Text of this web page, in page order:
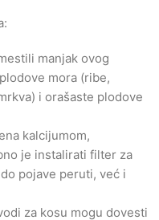
manjak ovog
mora (ribe,
i orašaste plodove
kalcijumom,
je instalirati filter za
pojave peruti, već i
za kosu mogu dovesti